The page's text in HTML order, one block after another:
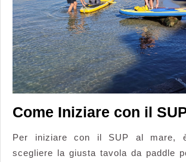
Come Iniziare con il
Per iniziare con il SUP al mare, è
scegliere la giusta tavola da paddle